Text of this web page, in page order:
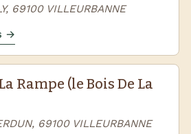
69100 VILLEURBANNE
→
Rampe (le Bois De La
69100 VILLEURBANNE